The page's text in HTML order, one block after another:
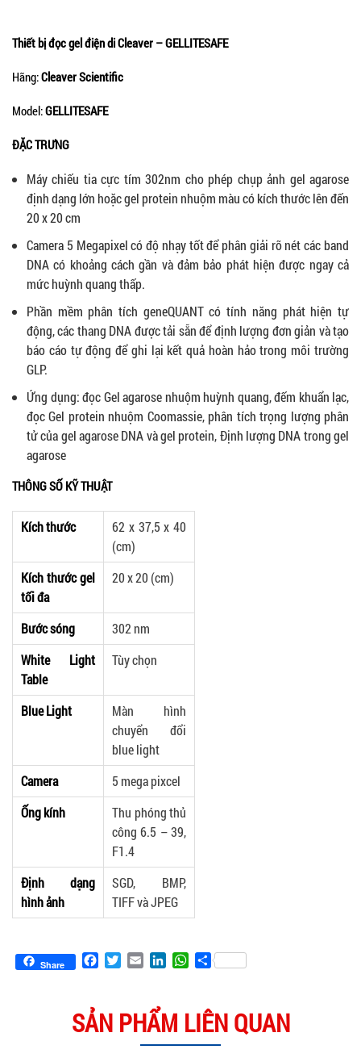
Thiết bị đọc gel điện di Cleaver – GELLITESAFE
Hãng:Cleaver Scientific
Model:GELLITESAFE
ĐẶC TRƯNG
Máy chiếu tia cực tím 302nm cho phép chụp ảnh gel agarose
định dạng lớn hoặc gel protein nhuộm màu có kích thước lên đến
20 x 20 cm
Camera 5 Megapixel có độ nhạy tốt để phân giải rõ nét các band
DNA có khoảng cách gần và đảm bảo phát hiện được ngay cả
mức huỳnh quang thấp.
Phần mềm phân tích geneQUANT có tính năng phát hiện tự
động, các thang DNA được tải sẵn để định lượng đơn giản và tạo
báo cáo tự động để ghi lại kết quả hoàn hảo trong môi trường
GLP.
Ứng dụng: đọc Gel agarose nhuộm huỳnh quang, đếm khuẩn lạc,
đọc Gel protein nhuộm Coomassie, phân tích trọng lượng phân
tử của gel agarose DNA và gel protein, Định lượng DNA trong gel
agarose
THÔNG SỐ KỸ THUẬT
Kích thước
62 x 37,5 x 40
(cm)
Kích thước gel
tối đa
20 x 20 (cm)
Bước sóng
302 nm
White Light
Table
Tùy chọn
Blue Light
Màn hình
chuyển đổi
blue light
Camera
5 mega pixcel
Ống kính
Thu phóng thủ
công 6.5 – 39,
F1.4
Định dạng
hình ảnh
SGD, BMP,
TIFF và JPEG
Share Facebook
TwitterEmail LinkedInWhatsApp
Share
SẢN PHẨM LIÊN QUAN